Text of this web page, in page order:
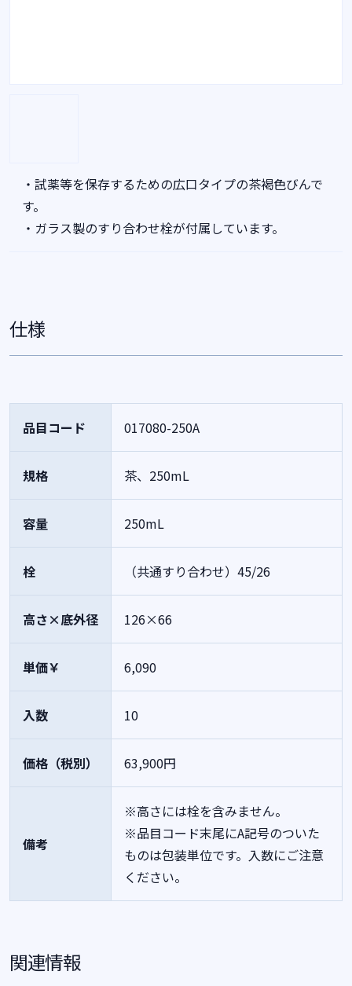
・試薬等を保存するための広口タイプの茶褐色びんで
す。
・ガラス製のすり合わせ栓が付属しています。
仕様
品目コード 017080-250A
規格 茶、250mL
容量 250mL
栓 （共通すり合わせ）45/26
高さ×底外径 126×66
単価￥ 6,090
入数 10
価格（税別） 63,900円
備考
※高さには栓を含みません。
※品目コード末尾にA記号のついた
ものは包装単位です。入数にご注意
ください。
関連情報